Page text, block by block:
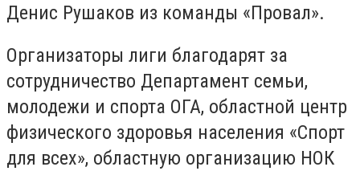
Денис Рушаков из команды «Провал».
Организаторы лиги благодарят за
сотрудничество Департамент семьи,
молодежи и спорта ОГА, областной центр
физического здоровья населения «Спорт
для всех», областную организацию НОК